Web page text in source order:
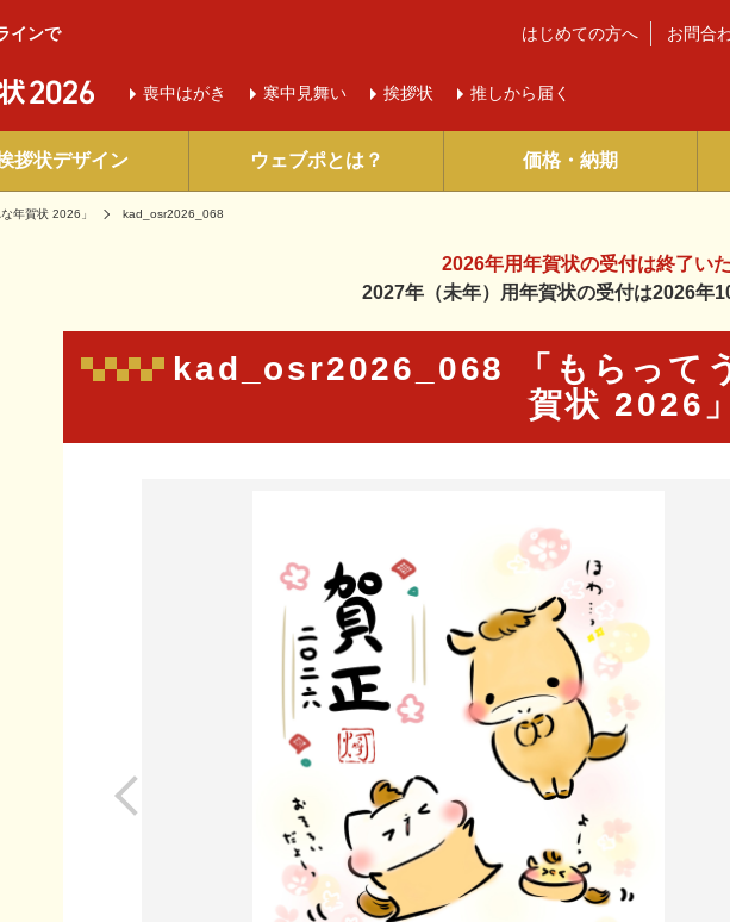
インで
喪中はがき 寒中 見舞い 挨拶状 推しから届く
はじめての方へ お問合
拶状デザイン ウェブポとは？ 価格・納期
年賀状 2026」 kad_osr2026_068
2026年用年賀状の受付は終了い
2027年（未年）用年賀状の受付は2026年
kad_osr2026_068 「もらって
賀状 2026」